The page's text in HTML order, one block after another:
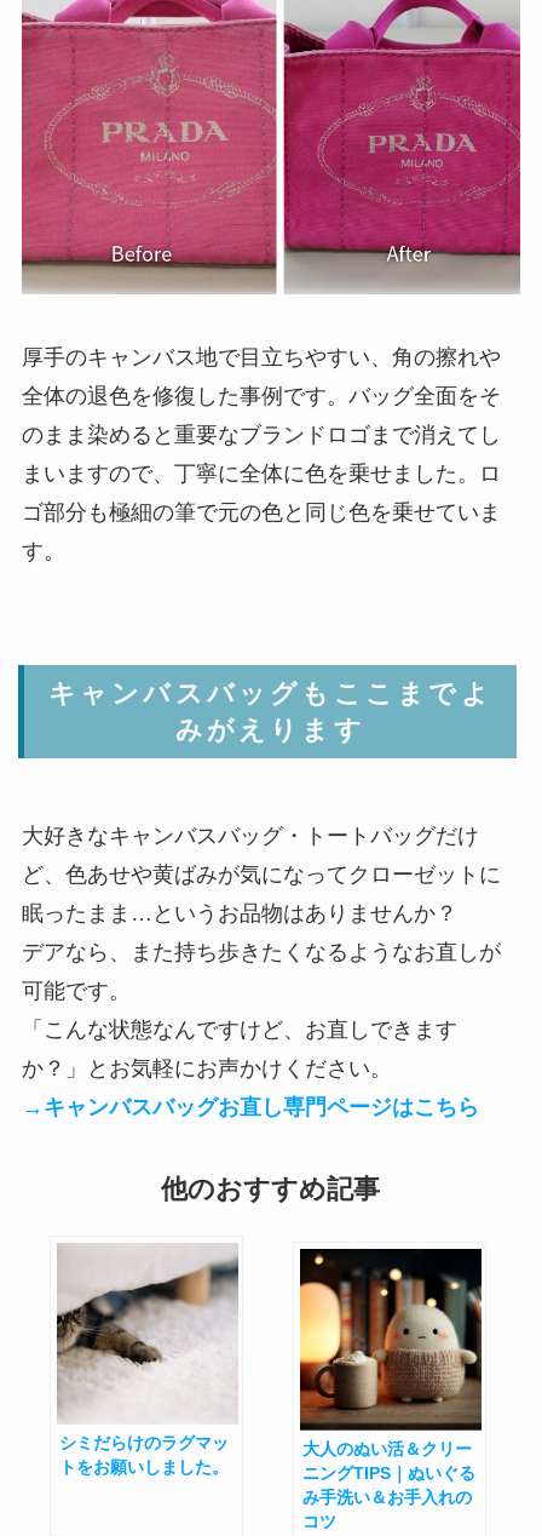
厚手のキャンバス地で目立ちやすい、角の擦れや
全体の退色を修復した事例です。バッグ全面をそ
のまま染めると重要なブランドロゴまで消えてし
まいますので、丁寧に全体に色を乗せました。ロ
ゴ部分も極細の筆で元の色と同じ色を乗せていま
す。
キャンバスバッグもここまでよ
みがえります
大好きなキャンバスバッグ・トートバッグだけ
ど、色あせや黄ばみが気になってクローゼットに
眠ったまま…というお品物はありませんか？
デアなら、また持ち歩きたくなるようなお直しが
可能です。
「こんな状態なんですけど、お直しできます
か？」とお気軽にお声かけください。
→キャンバスバッグお直し専門ページはこちら
他のおすすめ記事
シミだらけのラグマッ
トをお願いしました。
大人のぬい活＆クリー
ニングTIPS｜ぬいぐる
み手洗い＆お手入れの
コツ